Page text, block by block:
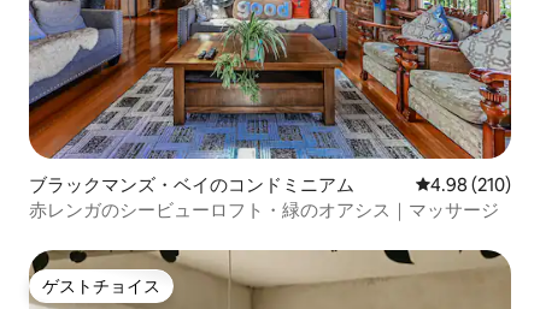
ブラックマンズ・ベイのコンドミニアム レビュー210
4.98 (210)
赤レンガのシービューロフト・緑のオアシス｜マッサージ
ゲストチョイス
ゲストチョイス